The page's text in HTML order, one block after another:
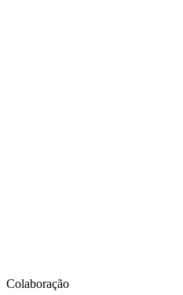
Colaboração